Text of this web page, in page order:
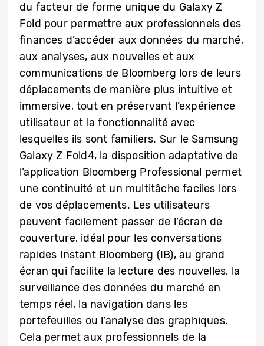
du facteur de forme unique du Galaxy Z
Fold pour permettre aux professionnels des
finances d’accéder aux données du marché,
aux analyses, aux nouvelles et aux
communications de Bloomberg lors de leurs
déplacements de manière plus intuitive et
immersive, tout en préservant l’expérience
utilisateur et la fonctionnalité avec
lesquelles ils sont familiers. Sur le Samsung
Galaxy Z Fold4, la disposition adaptative de
l’application Bloomberg Professional permet
une continuité et un multitâche faciles lors
de vos déplacements. Les utilisateurs
peuvent facilement passer de l’écran de
couverture, idéal pour les conversations
rapides Instant Bloomberg (IB), au grand
écran qui facilite la lecture des nouvelles, la
surveillance des données du marché en
temps réel, la navigation dans les
portefeuilles ou l’analyse des graphiques.
Cela permet aux professionnels de la